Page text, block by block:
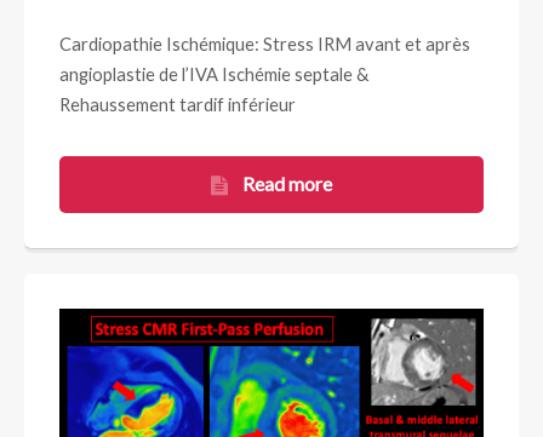
Cardiopathie Ischémique: Stress IRM avant et après
angioplastie de l’IVA Ischémie septale &
Rehaussement tardif inférieur
Read more